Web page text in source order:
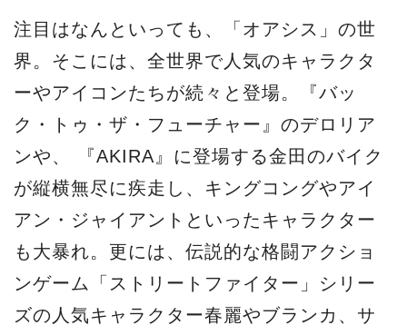
注目はなんといっても、「オアシス」の世
界。そこには、全世界で人気のキャラクタ
ーやアイコンたちが続々と登場。『バッ
ク・トゥ・ザ・フューチャー』のデロリア
ンや、 『AKIRA』に登場する金田のバイク
が縦横無尽に疾走し、キングコングやアイ
アン・ジャイアントといったキャラクター
も大暴れ。更には、伝説的な格闘アクショ
ンゲーム「ストリートファイター」シリー
ズの人気キャラクター春麗やブランカ、サ